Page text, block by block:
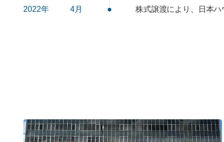
2022年 4月 株式譲渡により、日本